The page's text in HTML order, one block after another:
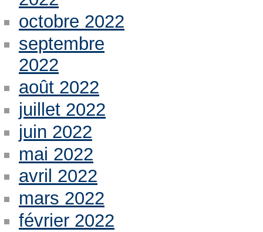
octobre 2022
septembre
2022
août 2022
juillet 2022
juin 2022
mai 2022
avril 2022
mars 2022
février 2022